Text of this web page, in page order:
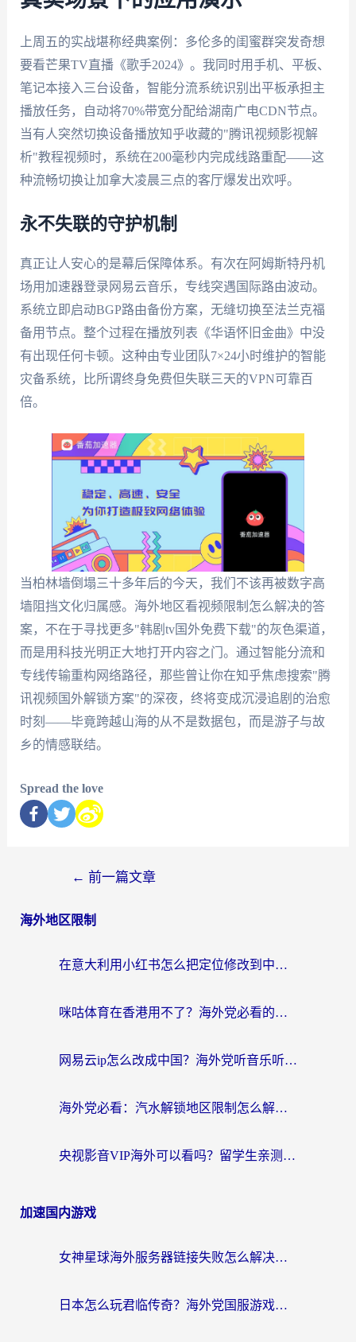
上周五的实战堪称经典案例：多伦多的闺蜜群突发奇想
要看芒果TV直播《歌手2024》。我同时用手机、平板、
笔记本接入三台设备，智能分流系统识别出平板承担主
播放任务，自动将70%带宽分配给湖南广电CDN节点。
当有人突然切换设备播放知乎收藏的"腾讯视频影视解
析"教程视频时，系统在200毫秒内完成线路重配——这
种流畅切换让加拿大凌晨三点的客厅爆发出欢呼。
永不失联的守护机制
真正让人安心的是幕后保障体系。有次在阿姆斯特丹机
场用加速器登录网易云音乐，专线突遇国际路由波动。
系统立即启动BGP路由备份方案，无缝切换至法兰克福
备用节点。整个过程在播放列表《华语怀旧金曲》中没
有出现任何卡顿。这种由专业团队7×24小时维护的智能
灾备系统，比所谓终身免费但失联三天的VPN可靠百
倍。
当柏林墙倒塌三十多年后的今天，我们不该再被数字高
墙阻挡文化归属感。海外地区看视频限制怎么解决的答
案，不在于寻找更多"韩剧tv国外免费下载"的灰色渠道，
而是用科技光明正大地打开内容之门。通过智能分流和
专线传输重构网络路径，那些曾让你在知乎焦虑搜索"腾
讯视频国外解锁方案"的深夜，终将变成沉浸追剧的治愈
时刻——毕竟跨越山海的从不是数据包，而是游子与故
乡的情感联结。
Spread the love
← 前一篇文章
海外地区限制
在意大利用小红书怎么把定位修改到中国国内？3个实用技巧+1个靠谱工具帮你搞定
咪咕体育在香港用不了？海外党必看的回国加速器选择指南（附3个真实场景解决方案）
网易云ip怎么改成中国？海外党听音乐听书的无痛解决方案
海外党必看：汽水解锁地区限制怎么解除？3招解决国内影音&生活服务难题
央视影音VIP海外可以看吗？留学生亲测有效的回国加速器选择指南
加速国内游戏
女神星球海外服务器链接失败怎么解决？海外党国服游戏加速避坑指南
日本怎么玩君临传奇？海外党国服游戏加速避坑指南（附菲律宾欧洲玩家实测）